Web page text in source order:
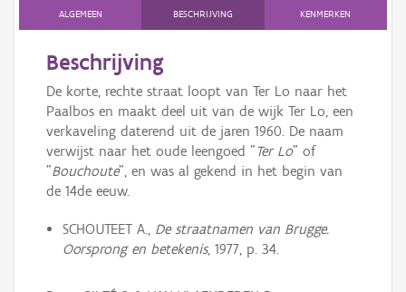
AanmeldenALGEMEEN BESCHRIJVING KENMERKEN
Beschrijving
De korte, rechte straat loopt van Ter Lo naar het
Paalbos en maakt deel uit van de wijk Ter Lo, een
verkaveling daterend uit de jaren 1960. De naam
verwijst naar het oude leengoed "Ter Lo" of
"Bouchoute", en was al gekend in het begin van
de 14de eeuw.
SCHOUTEET A., De straatnamen van Brugge.
Oorsprong en betekenis, 1977, p. 34.